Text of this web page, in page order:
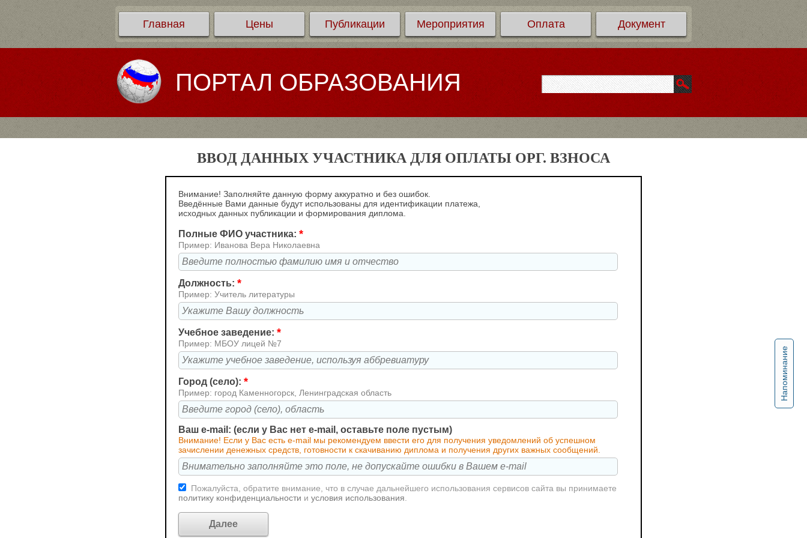
Главная Цены Публикации Мероприятия Оплата Документ
ПОРТАЛ ОБРАЗОВАНИЯ
Напоминание
ВВОД ДАННЫХ УЧАСТНИКА ДЛЯ ОПЛАТЫ ОРГ. ВЗНОСА
Внимание! Заполняйте данную форму аккуратно и без ошибок.
Введённые Вами данные будут использованы для идентификации платежа,
исходных данных публикации и формирования диплома.
Полные ФИО участника: *
Пример: Иванова Вера Николаевна
Должность: *
Пример: Учитель литературы
Учебное заведение: *
Пример: МБОУ лицей №7
Город (село): *
Пример: город Каменногорск, Ленинградская область
Ваш e-mail: (если у Вас нет e-mail, оставьте поле пустым)
Внимание! Если у Вас есть e-mail мы рекомендуем ввести его для получения уведомлений об успешном
зачислении денежных средств, готовности к скачиванию диплома и получения других важных сообщений.
Пожалуйста, обратите внимание, что в случае дальнейшего использования сервисов сайта вы принимаете
политику конфиденциальности и условия использования